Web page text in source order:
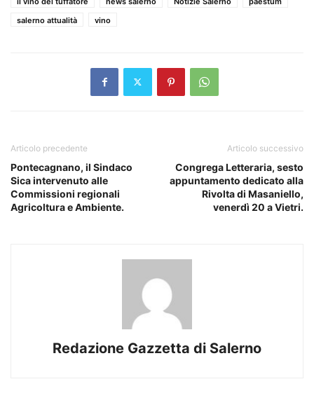
salerno attualità
vino
Articolo precedente
Pontecagnano, il Sindaco
Sica intervenuto alle
Commissioni regionali
Agricoltura e Ambiente.
Articolo successivo
Congrega Letteraria, sesto
appuntamento dedicato alla
Rivolta di Masaniello,
venerdì 20 a Vietri.
Redazione Gazzetta di Salerno